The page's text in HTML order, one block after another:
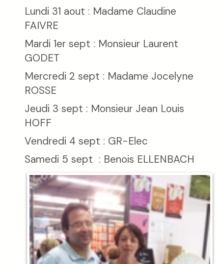
Lundi 31 aout : Madame Claudine
FAIVRE
Mardi 1er sept : Monsieur Laurent
GODET
Mercredi 2 sept : Madame Jocelyne
ROSSE
Jeudi 3 sept : Monsieur Jean Louis
HOFF
Vendredi 4 sept : GR-Elec
Samedi 5 sept : Benois ELLENBACH